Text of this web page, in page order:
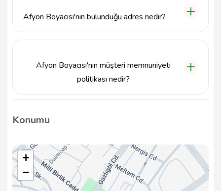
info@tavsiyemiz.com e-posta adresine yazabilirsiniz.
Afyon Boyacısı'nın bulunduğu adres nedir?
Afyon Boyacısı'nın müşteri memnuniyeti
politikası nedir?
Afyon Boyacısı, uzman ekibiyle müşteri
ve her projede kaliteli hizmet sunmayı taahhüt eder.
Konumu
+
−